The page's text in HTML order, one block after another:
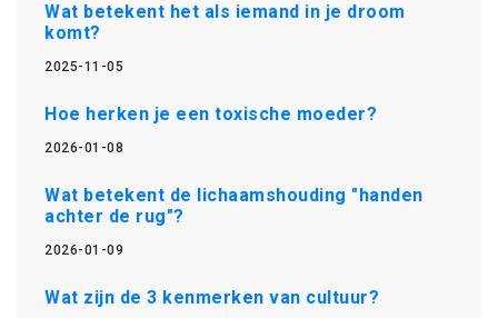
Wat betekent het als iemand in je droom
komt?
2025-11-05
Hoe herken je een toxische moeder?
2026-01-08
Wat betekent de lichaamshouding "handen
achter de rug"?
2026-01-09
Wat zijn de 3 kenmerken van cultuur?